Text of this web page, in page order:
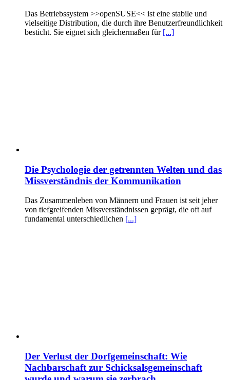
Das Betriebssystem >>openSUSE<< ist eine stabile und
vielseitige Distribution, die durch ihre Benutzerfreundlichkeit
besticht. Sie eignet sich gleichermaßen für [...]
Die Psychologie der getrennten Welten und das
Missverständnis der Kommunikation
Das Zusammenleben von Männern und Frauen ist seit jeher
von tiefgreifenden Missverständnissen geprägt, die oft auf
fundamental unterschiedlichen [...]
Der Verlust der Dorfgemeinschaft: Wie
Nachbarschaft zur Schicksalsgemeinschaft